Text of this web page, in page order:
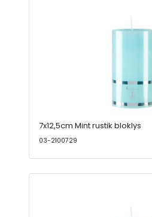
7x12,5cm Mint rustik bloklys
03-2100729